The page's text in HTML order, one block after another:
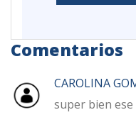
Comentarios
CAROLINA
super bien ese